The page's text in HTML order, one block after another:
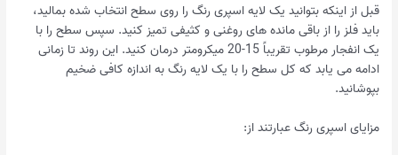
قبل از اینکه بتوانید یک لایه اسپری رنگ را روی سطح انتخاب شده بمالید،
باید فلز را از باقی مانده های روغنی و کثیفی تمیز کنید. سپس سطح را با
یک انفجار مرطوب تقریباً 15-20 میکرومتر درمان کنید. این روند تا زمانی
ادامه می یابد که کل سطح را با یک لایه رنگ به اندازه کافی ضخیم
بپوشانید.
مزایای اسپری رنگ عبارتند از: